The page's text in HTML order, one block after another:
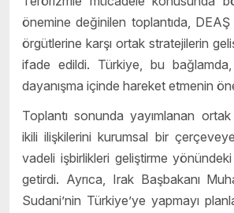
önemine değinilen toplantıda,
örgütlerine karşı ortak stratejilerin
ifade edildi. Türkiye, bu
dayanışma içinde hareket etmenin
Toplantı sonunda yayımlanan
ikili ilişkilerini kurumsal bir
vadeli işbirlikleri geliştirme yönündeki
getirdi. Ayrıca, Irak Başbakanı
Sudani’nin Türkiye’ye yapmayı